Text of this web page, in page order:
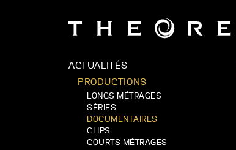
ACTUALITÉS
PRODUCTIONS
LONGS MÉTRAGES
SÉRIES
DOCUMENTAIRES
CLIPS
COURTS MÉTRAGES